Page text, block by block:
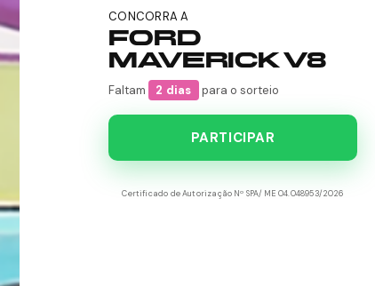
CONCORRA A
FORD
MAVERICK V8
Faltam 2 dias para o sorteio
PARTICIPAR
Certificado de Autorização Nº SPA/ME 04.048953/2026